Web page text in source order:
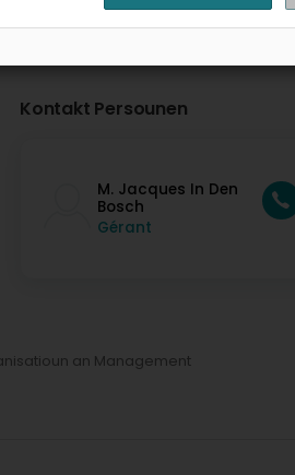
Kontakt Persounen
M. Jacques In Den
Bosch
Gérant
an Management